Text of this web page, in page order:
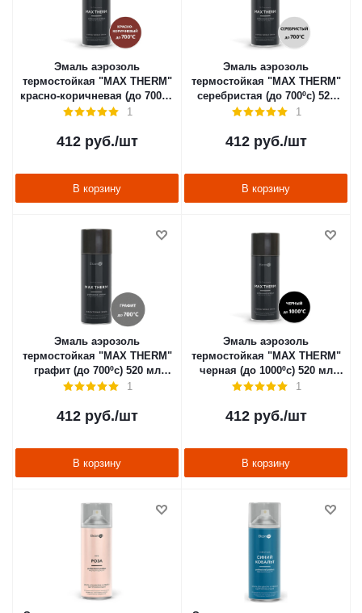
Эмаль аэрозоль
термостойкая "MAX THERM"
красно-коричневая (до 700ºс)
520 мл (1/12) "ELCON"
1
412руб./шт
В корзину
Эмаль аэрозоль
термостойкая "MAX THERM"
серебристая (до 700ºс) 520
мл (1/12) "ELCON"
1
412руб./шт
В корзину
Эмаль аэрозоль
термостойкая "MAX THERM"
графит (до 700ºс) 520 мл
(1/12) "ELCON"1
412руб./шт
В корзину
Эмаль аэрозоль
термостойкая "MAX THERM"
черная (до 1000ºс) 520 мл
(1/12) "ELCON"1
412руб./шт
В корзину